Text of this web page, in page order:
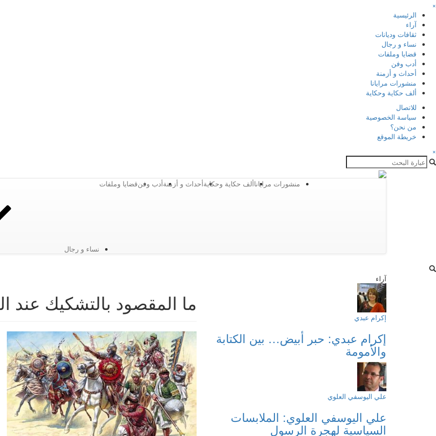
×
الرئيسية
آراء
ثقافات وديانات
نساء و رجال
قضايا وملفات
أدب وفن
أحداث و أزمنة
منشورات مرايانا
ألف حكاية وحكاية
للاتصال
سياسة الخصوصية
من نحن؟
خريطة الموقع
×
نساء و رجال
قضايا وملفاتأدب وفنأحداث و أزمنةألف حكاية وحكايةمنشورات مرايانا
ما المقصود بالتشكيك عند
آراء
إكرام عبدي
إكرام عبدي: حبر أبيض… بين الكتابة
والأمومة
علي اليوسفي العلوي
علي اليوسفي العلوي: الملابسات
السياسية لهجرة الرسول